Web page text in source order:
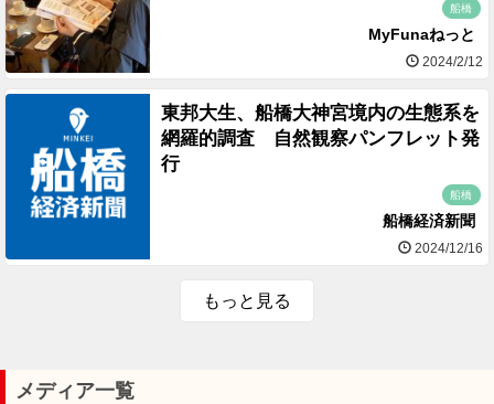
船橋
MyFunaねっと
2024/2/12
東邦大生、船橋大神宮境内の生態系を
網羅的調査 自然観察パンフレット発
行
船橋
船橋経済新聞
2024/12/16
もっと見る
メディア一覧